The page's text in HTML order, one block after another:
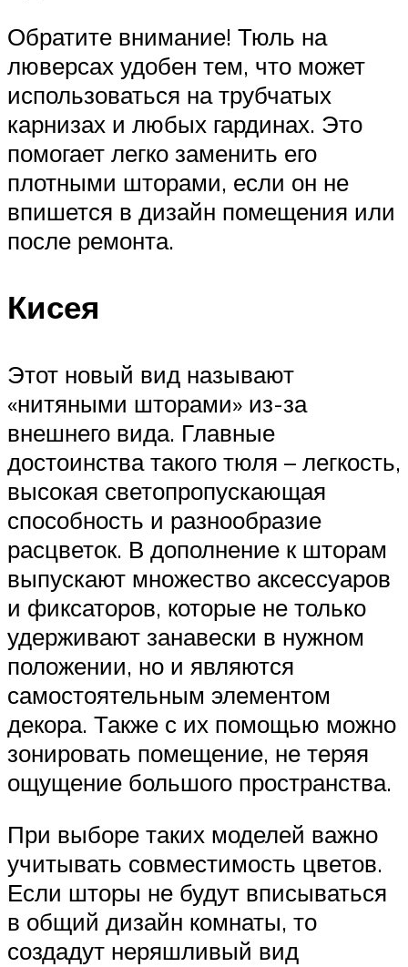
Обратите внимание! Тюль на
люверсах удобен тем, что может
использоваться на трубчатых
карнизах и любых гардинах. Это
помогает легко заменить его
плотными шторами, если он не
впишется в дизайн помещения или
после ремонта.
Кисея
Этот новый вид называют
«нитяными шторами» из-за
внешнего вида. Главные
достоинства такого тюля – легкость,
высокая светопропускающая
способность и разнообразие
расцветок. В дополнение к шторам
выпускают множество аксессуаров
и фиксаторов, которые не только
удерживают занавески в нужном
положении, но и являются
самостоятельным элементом
декора. Также с их помощью можно
зонировать помещение, не теряя
ощущение большого пространства.
При выборе таких моделей важно
учитывать совместимость цветов.
Если шторы не будут вписываться
в общий дизайн комнаты, то
создадут неряшливый вид